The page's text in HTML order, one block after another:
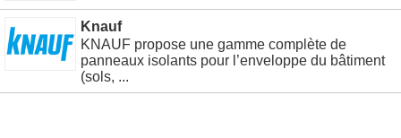
Knauf
KNAUF propose une gamme complète de
panneaux isolants pour l’enveloppe du bâtiment
(sols, ...